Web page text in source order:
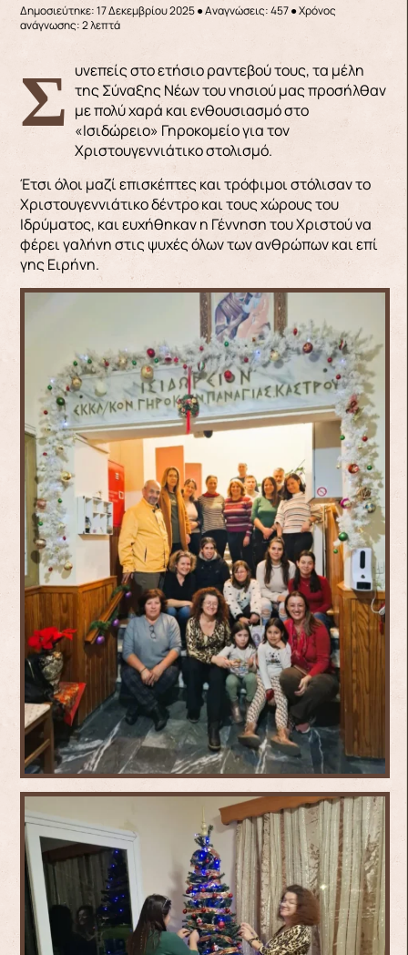
Δημοσιεύτηκε: 17 Δεκεμβρίου 2025●Αναγνώσεις: 457● Χρόνος
ανάγνωσης: 2 λεπτά
Συνεπείς στο ετήσιο ραντεβού τους, τα μέλη της Σύναξης Νέων του νησιού μας προσήλθαν
με πολύ χαρά και ενθουσιασμό στο
«Ισιδώρειο» Γηροκομείο για τον
Χριστουγεννιάτικο στολισμό.
Έτσι όλοι μαζί επισκέπτες και τρόφιμοι στόλισαν το
Χριστουγεννιάτικο δέντρο και τους χώρους του
Ιδρύματος, και ευχήθηκαν η Γέννηση του Χριστού να
φέρει γαλήνη στις ψυχές όλων των ανθρώπων και επί
γης Ειρήνη.